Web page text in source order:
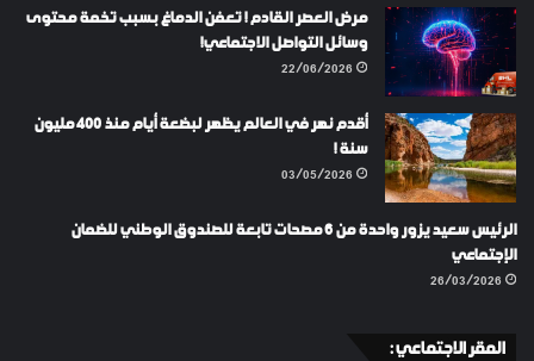
مرض العصر القادم ! تعفن الدماغ بسبب تخمة محتوى
وسائل التواصل الاجتماعي!
22/06/2026
أقدم نهر في العالم يظهر لبضعة أيام منذ 400 مليون
سنة !
03/05/2026
الرئيس سعيد يزور واحدة من 6 مصحات تابعة للصندوق الوطني للضمان
الإجتماعي
26/03/2026
المقر الاجتماعي :